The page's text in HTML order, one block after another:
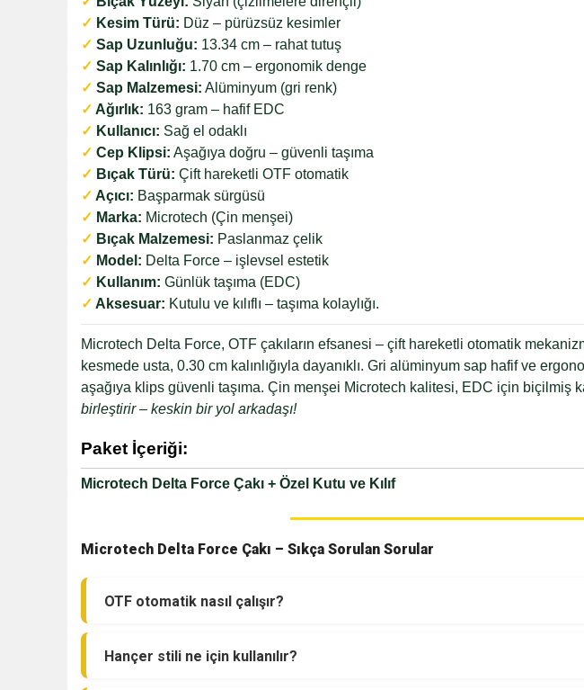
✓ Kesim Türü: Düz – pürüzsüz kesimler
✓ Sap Uzunluğu: 13.34 cm – rahat tutuş
✓ Sap Kalınlığı: 1.70 cm – ergonomik denge
✓ Sap Malzemesi: Alüminyum (gri renk)
✓ Ağırlık: 163 gram – hafif EDC
✓ Kullanıcı: Sağ el odaklı
✓ Cep Klipsi: Aşağıya doğru – güvenli taşıma
✓ Bıçak Türü: Çift hareketli OTF otomatik
✓ Açıcı: Başparmak sürgüsü
✓ Marka: Microtech (Çin menşei)
✓ Bıçak Malzemesi: Paslanmaz çelik
✓ Model: Delta Force – işlevsel estetik
✓ Kullanım: Günlük taşıma (EDC)
✓ Aksesuar: Kutulu ve kılıflı – taşıma kolaylığı.
Microtech Delta Force, OTF çakıların efsanesi – çift hareketli otomatik
kesmede usta, 0.30 cm kalınlığıyla dayanıklı. Gri alüminyum sap hafif ve
aşağıya klips güvenli taşıma. Çin menşei Microtech kalitesi, EDC için biçilmiş
birleştirir – keskin bir yol arkadaşı!
Paket İçeriği:
Microtech Delta Force Çakı + Özel Kutu ve Kılıf
Microtech Delta Force Çakı – Sıkça Sorulan Sorular
OTF otomatik nasıl çalışır?
Hançer stili ne için kullanılır?